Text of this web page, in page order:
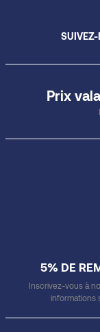
Prix
SUIVEZ-
5% DE
Inscrivez-vous à
informations